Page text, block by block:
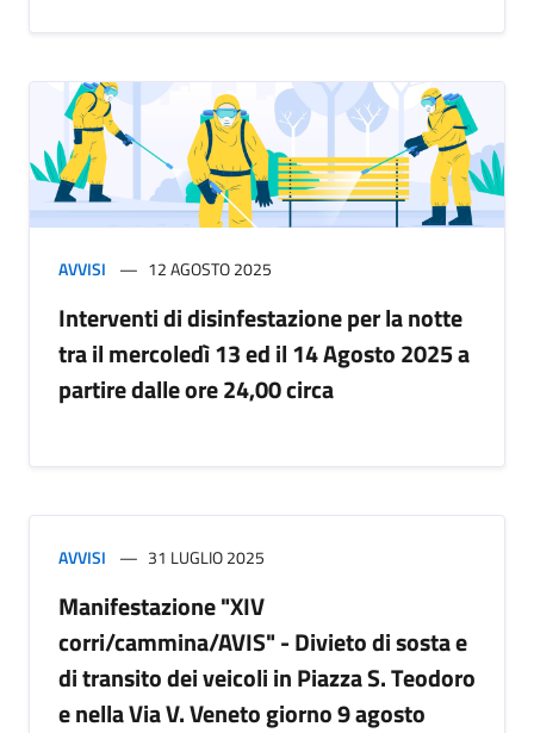
AVVISI 12 AGOSTO 2025
Interventi di disinfestazione per la notte
tra il mercoledì 13 ed il 14 Agosto 2025 a
partire dalle ore 24,00 circa
AVVISI 31 LUGLIO 2025
Manifestazione "XIV
corri/cammina/AVIS" - Divieto di sosta e
di transito dei veicoli in Piazza S. Teodoro
e nella Via V. Veneto giorno 9 agosto